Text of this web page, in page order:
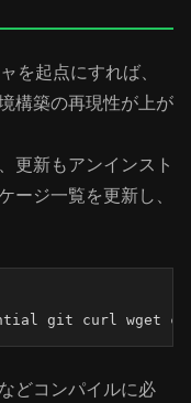
を起点にすれば、
構築の再現性が上が
更新もアンインスト
ージ一覧を更新し、
git curl wget
などコンパイルに必